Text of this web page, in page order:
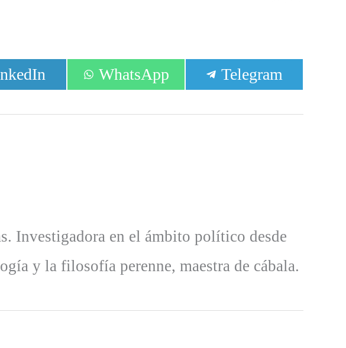
Compartir
en
WhatsApp
Compartir
en
Telegram
Investigadora en el ámbito político desde
y la filosofía perenne, maestra de cábala.